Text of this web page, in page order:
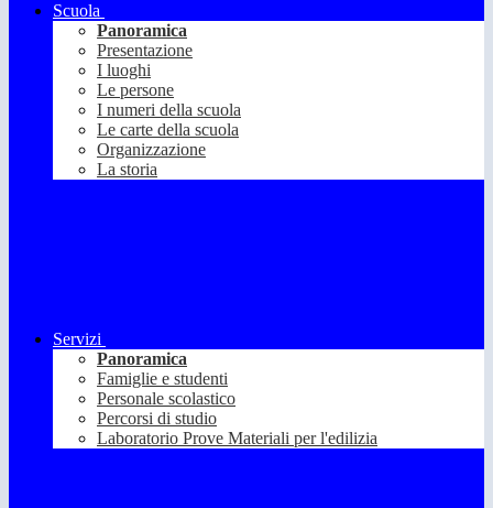
Scuola
Panoramica
Presentazione
I luoghi
Le persone
I numeri della scuola
Le carte della scuola
Organizzazione
La storia
Servizi
Panoramica
Famiglie e studenti
Personale scolastico
Percorsi di studio
Laboratorio Prove Materiali per l'edilizia